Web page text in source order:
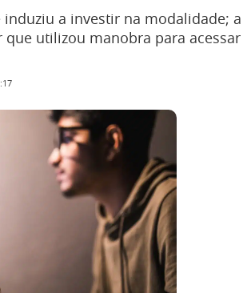
a investir na modalidade; a
utilizou manobra para acessar